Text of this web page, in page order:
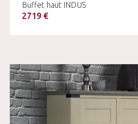
Buffet haut INDUS
2719 €